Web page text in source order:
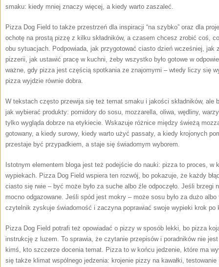
smaku: kiedy mniej znaczy więcej, a kiedy warto zaszaleć.
Pizza Dog Field to także przestrzeń dla inspiracji “na szybko” oraz dla
ochotę na prostą pizzę z kilku składników, a czasem chcesz zrobić coś,
obu sytuacjach. Podpowiada, jak przygotować ciasto dzień wcześniej,
pizzerii, jak ustawić pracę w kuchni, żeby wszystko było gotowe w
ważne, gdy pizza jest częścią spotkania ze znajomymi – wtedy liczy się
pizza wyjdzie równie dobra.
W tekstach często przewija się też temat smaku i jakości składników, ale
jak wybierać produkty: pomidory do sosu, mozzarella, oliwa, wędliny,
tylko wygląda dobrze na etykiecie. Wskazuje różnice między świeżą
gotowany, a kiedy surowy, kiedy warto użyć passaty, a kiedy krojonych
przestaje być przypadkiem, a staje się świadomym wyborem.
Istotnym elementem bloga jest też podejście do nauki: pizza to proces, w
wypiekach. Pizza Dog Field wspiera ten rozwój, bo pokazuje, że każdy
ciasto się rwie – być może było za suche albo źle odpoczęło. Jeśli brzegi
mocno odgazowane. Jeśli spód jest mokry – może sosu było za dużo
czytelnik zyskuje świadomość i zaczyna poprawiać swoje wypieki krok po
Pizza Dog Field potrafi też opowiadać o pizzy w sposób lekki, bo pizza
instrukcję z luzem. To sprawia, że czytanie przepisów i poradników nie
kimś, kto szczerze docenia temat. Pizza to w końcu jedzenie, które ma
się także klimat wspólnego jedzenia: krojenie pizzy na kawałki,